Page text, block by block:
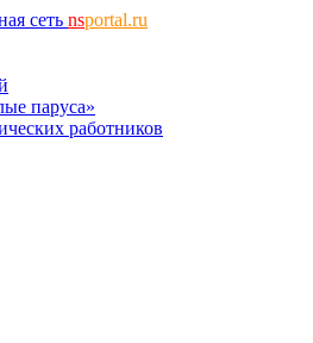
сеть nsportal.ru
паруса»
работников